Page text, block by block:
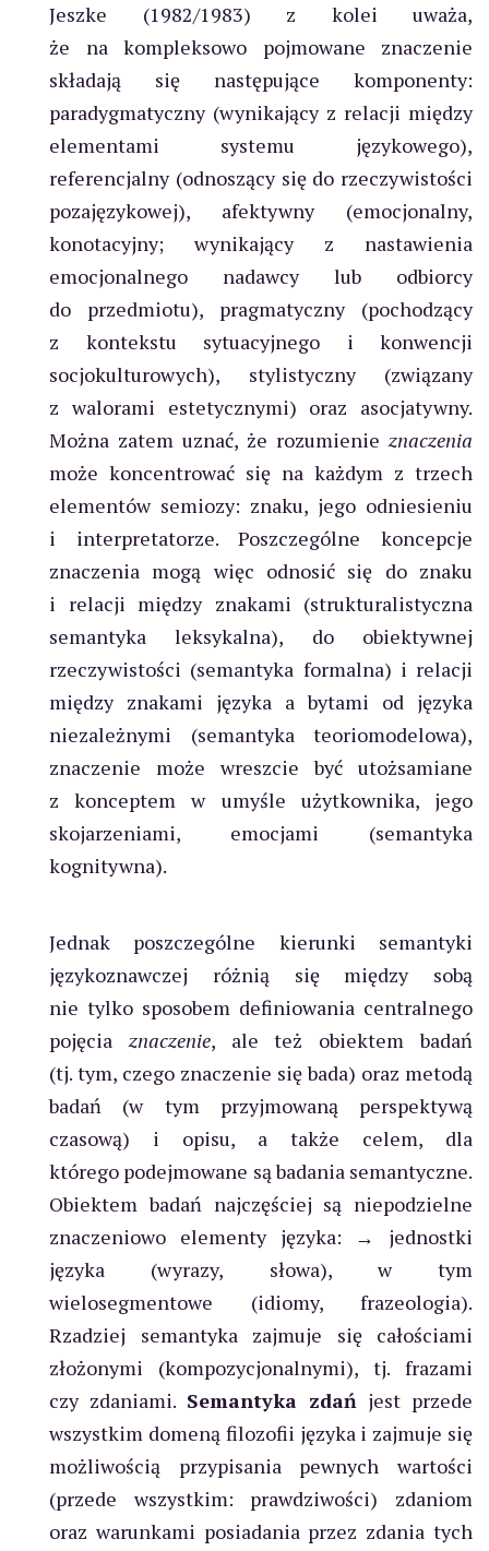
Jeszke (1982/1983) z kolei uważa,
że na kompleksowo pojmowane znaczenie
składają się następujące komponenty:
paradygmatyczny (wynikający z relacji między
elementami systemu językowego),
referencjalny (odnoszący się do rzeczywistości
pozajęzykowej), afektywny (emocjonalny,
konotacyjny; wynikający z nastawienia
emocjonalnego nadawcy lub odbiorcy
do przedmiotu), pragmatyczny (pochodzący
z kontekstu sytuacyjnego i konwencji
socjokulturowych), stylistyczny (związany
z walorami estetycznymi) oraz asocjatywny.
Można zatem uznać, że rozumienieznaczenia
może koncentrować się na każdym z trzech
elementów semiozy: znaku, jego odniesieniu
i interpretatorze. Poszczególne koncepcje
znaczenia mogą więc odnosić się do znaku
i relacji między znakami (strukturalistyczna
semantyka leksykalna), do obiektywnej
rzeczywistości (semantyka formalna) i relacji
między znakami języka a bytami od języka
niezależnymi (semantyka teoriomodelowa),
znaczenie może wreszcie być utożsamiane
z konceptem w umyśle użytkownika, jego
skojarzeniami, emocjami (semantyka
kognitywna).
Jednak poszczególne kierunki semantyki
językoznawczej różnią się między sobą
nie tylko sposobem definiowania centralnego
pojęciaznaczenie, ale też obiektem badań
(tj. tym, czego znaczenie się bada) oraz metodą
badań (w tym przyjmowaną perspektywą
czasową) i opisu, a także celem, dla
którego podejmowane są badania semantyczne.
Obiektem badań najczęściej są niepodzielne
znaczeniowo elementy języka: → jednostki
języka (wyrazy, słowa), w tym
wielosegmentowe (idiomy, frazeologia).
Rzadziej semantyka zajmuje się całościami
złożonymi (kompozycjonalnymi), tj. frazami
czy zdaniami. Semantyka zdań jest przede
wszystkim domeną filozofii języka i zajmuje się
możliwością przypisania pewnych wartości
(przede wszystkim: prawdziwości) zdaniom
oraz warunkami posiadania przez zdania tych